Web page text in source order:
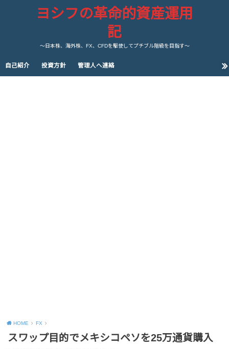
ヨシフの革命的資産運用
記
～日本株、海外株、FX、CFDを駆使してプチブル階級を目指す～
自己紹介 投資方針 管理人へ連絡
HOME FX
スワップ目的でメキシコペソを25万通貨購入